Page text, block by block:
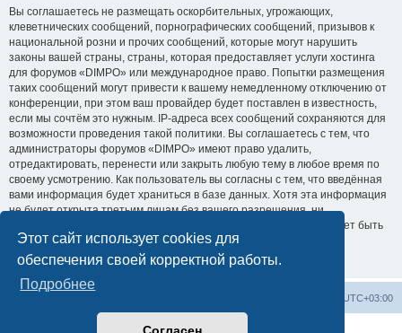
Этот сайт использует cookies для
обеспечения своей корректной работы.
Подробнее
Вы соглашаетесь не размещать оскорбительных, угрожающих,
клеветнических сообщений, порнографических сообщений, призывов к
национальной розни и прочих сообщений, которые могут нарушить
законы вашей страны, страны, которая предоставляет услуги хостинга
для форумов «DIMPO» или международное право. Попытки размещения
таких сообщений могут привести к вашему немедленному отключению от
конференции, при этом ваш провайдер будет поставлен в известность,
если мы сочтём это нужным. IP-адреса всех сообщений сохраняются для
возможности проведения такой политики. Вы соглашаетесь с тем, что
администраторы форумов «DIMPO» имеют право удалить,
отредактировать, перенести или закрыть любую тему в любое время по
своему усмотрению. Как пользователь вы согласны с тем, что введённая
вами информация будет храниться в базе данных. Хотя эта информация
не будет открыта третьим лицам без вашего разрешения, ни
администрация конференции «DIMPO», ни phpBB Limited не может быть
ответственна за действия хакеров, которые могут привести к
несанкционированному доступу к ней.
UTC+03:00
Создано на основеphpBB® Forum Software © phpBB Limited